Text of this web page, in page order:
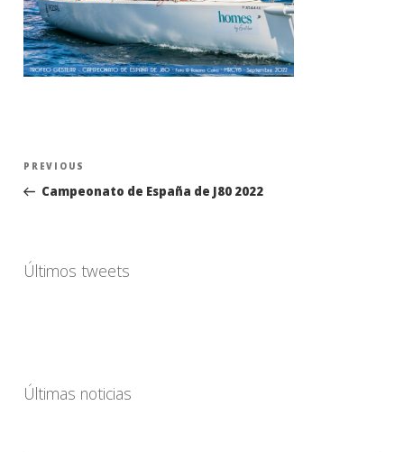
Navegación
entradas
Previous
Post
PREVIOUS
Campeonato de España de J80 2022
Últimos tweets
Últimas noticias